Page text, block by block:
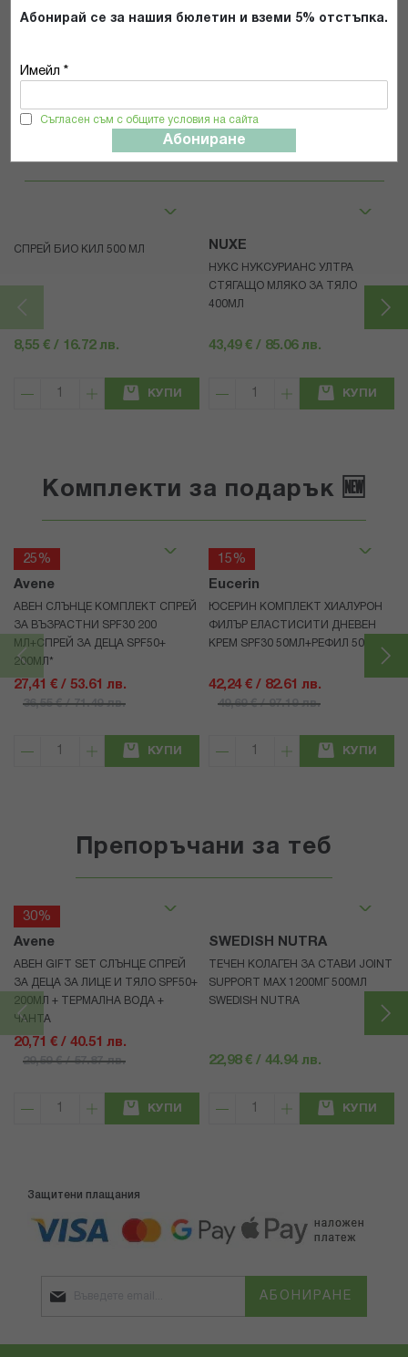
Абонирай се за нашия бюлетин и вземи 5% отстъпка.
Имейл *
Съгласен съм с общите условия на сайта
Абониране
ИЗПРАТИ
Популярни в тази категория
СПРЕЙ БИО КИЛ 500 МЛ
8,55 € / 16.72 лв.
КУПИ
NUXE
НУКС НУКСУРИАНС УЛТРА
СТЯГАЩО МЛЯКО ЗА ТЯЛО
400МЛ
43,49 € / 85.06 лв.
КУПИ
Комплекти за подарък 🆕
25%
Avene
АВЕН СЛЪНЦЕ КОМПЛЕКТ СПРЕЙ
ЗА ВЪЗРАСТНИ SPF30 200
МЛ+СПРЕЙ ЗА ДЕЦА SPF50+
200МЛ*
27,41 € / 53.61 лв.
36,55 € / 71.49 лв.
КУПИ
15%
Eucerin
ЮСЕРИН КОМПЛЕКТ ХИАЛУРОН
ФИЛЪР ЕЛАСТИСИТИ ДНЕВЕН
КРЕМ SPF30 50МЛ+РЕФИЛ 50МЛ
42,24 € / 82.61 лв.
49,69 € / 97.19 лв.
КУПИ
Препоръчани за теб
30%
Avene
АВЕН GIFT SET СЛЪНЦЕ СПРЕЙ
ЗА ДЕЦА ЗА ЛИЦЕ И ТЯЛО SPF50+
200МЛ + ТЕРМАЛНА ВОДА +
ЧАНТА
20,71 € / 40.51 лв.
29,59 € / 57.87 лв.
КУПИ
SWEDISH NUTRA
ТЕЧЕН КОЛАГЕН ЗА СТАВИ JOINT
SUPPORT MAX 1200МГ 500МЛ
SWEDISH NUTRA
22,98 € / 44.94 лв.
КУПИ
Защитени плащания
АБОНИРАНЕ